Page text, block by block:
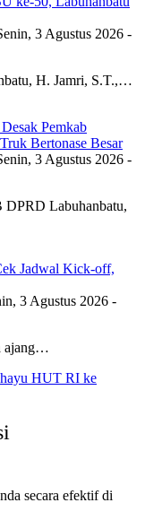
3 Agustus 2026 -
H. Jamri, S.T.,…
Pemkab
Bertonase Besar
3 Agustus 2026 -
Labuhanbatu,
Jadwal Kick-off,
3 Agustus 2026 -
ajang…
secara efektif di